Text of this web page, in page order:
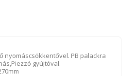
nyomáscsökkentővel. PB palackra
gyújtóval.